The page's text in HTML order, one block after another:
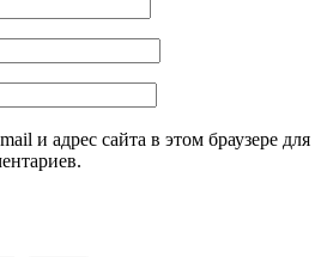
и адрес сайта в этом браузере для